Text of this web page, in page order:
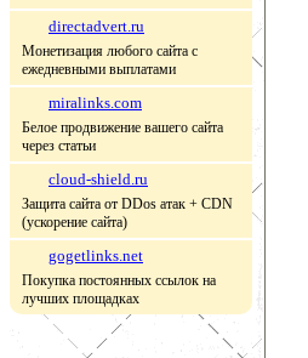
directadvert.ru
Монетизация любого сайта с
ежедневными выплатами
miralinks.com
Белое продвижение вашего сайта
через статьи
cloud-shield.ru
Защита сайта от DDos атак + CDN
(ускорение сайта)
gogetlinks.net
Покупка постоянных ссылок на
лучших площадках